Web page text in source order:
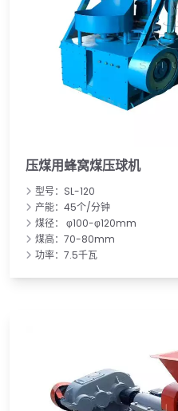
压煤用蜂窝煤压球机
型号：SL-120
产能：45个/分钟
煤径： φ100-φ120mm
煤高：70-80mm
功率：7.5千瓦